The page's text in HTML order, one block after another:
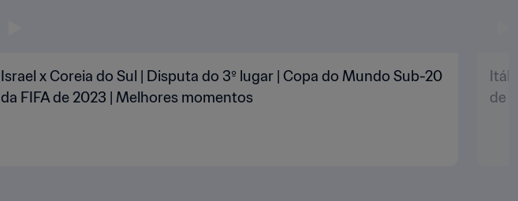
Israel x Coreia do Sul | Disputa do 3º lugar | Copa do Mundo Sub-20
da FIFA de 2023 | Melhores momentos
de